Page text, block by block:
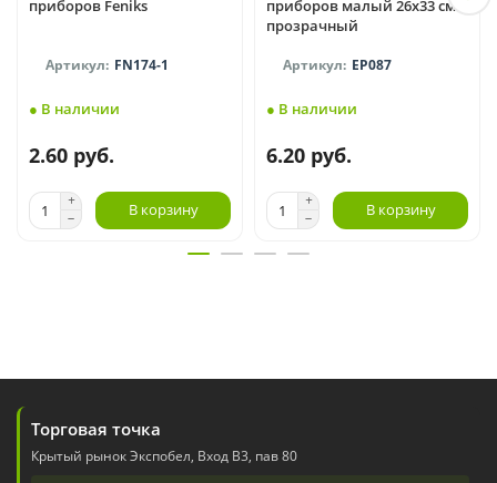
приборов Feniks
FN174-1
● В наличии
2.60 руб.
В корзину
приборов малый 26x33 см
прозрачный
EP087
● В наличии
6.20 руб.
В корзину
Торговая точка
Крытый рынок Экспобел, Вход В3, пав 80